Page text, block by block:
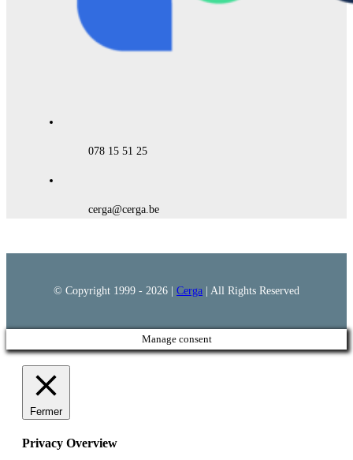
078 15 51 25
cerga@cerga.be
© Copyright 1999 - 2026 | Cerga | All Rights Reserved
Manage consent
Fermer
Privacy Overview